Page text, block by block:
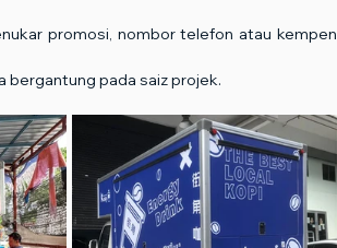
promosi, nombor telefon atau kempen
bergantung pada saiz projek.